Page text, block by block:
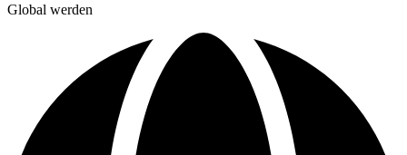
Global werden